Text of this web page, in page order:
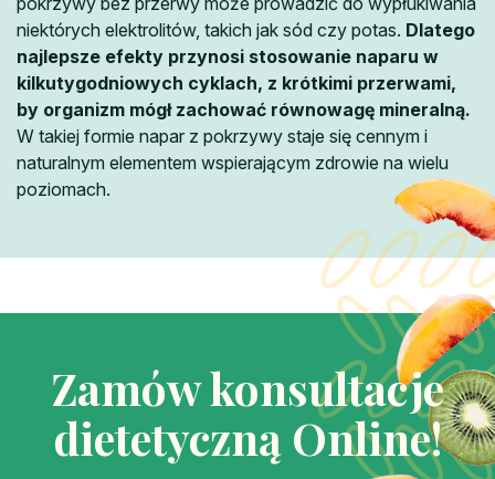
niektórych elektrolitów, takich jak sód czy potas. Dlatego
najlepsze efekty przynosi stosowanie naparu w
kilkutygodniowych cyklach, z krótkimi przerwami,
by organizm mógł zachować równowagę mineralną.
W takiej formie napar z pokrzywy staje się cennym i
naturalnym elementem wspierającym zdrowie na wielu
poziomach.
Zamów konsultacje
dietetyczną Online!